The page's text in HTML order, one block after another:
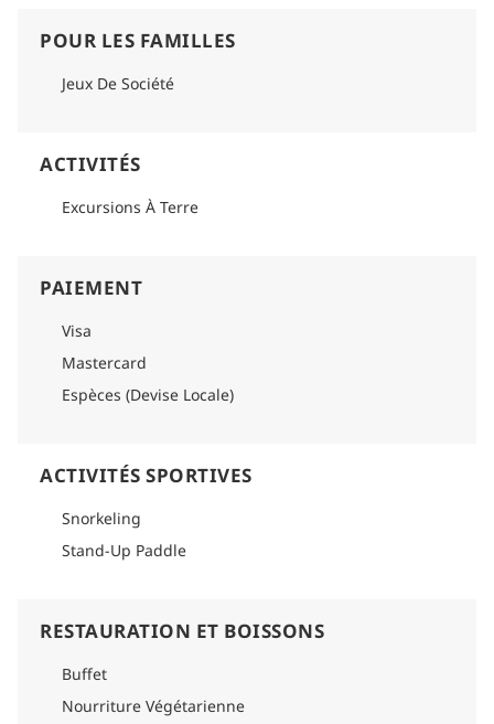
POUR LES FAMILLES
Jeux De Société
ACTIVITÉS
Excursions À Terre
PAIEMENT
Visa
Mastercard
Espèces (Devise Locale)
ACTIVITÉS SPORTIVES
Snorkeling
Stand-Up Paddle
RESTAURATION ET BOISSONS
Buffet
Nourriture Végétarienne